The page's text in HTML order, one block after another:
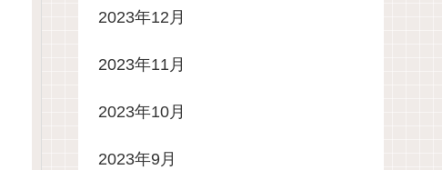
2023年12月
2023年11月
2023年10月
2023年9月